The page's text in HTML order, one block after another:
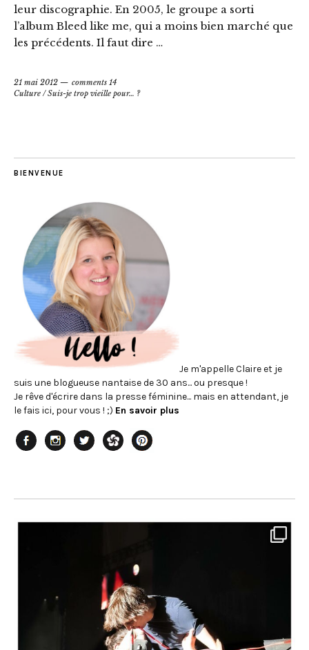
leur discographie. En 2005, le groupe a sorti
l’album Bleed like me, qui a moins bien marché que
les précédents. Il faut dire …
21 mai 2012
comments 14
Culture /Suis-je trop vieille pour… ?
BIENVENUE
Je m'appelle Claire et je
suis une blogueuse nantaise de 30 ans... ou presque !
Je rêve d'écrire dans la presse féminine... mais en attendant, je
le fais ici, pour vous ! ;) En savoir plus